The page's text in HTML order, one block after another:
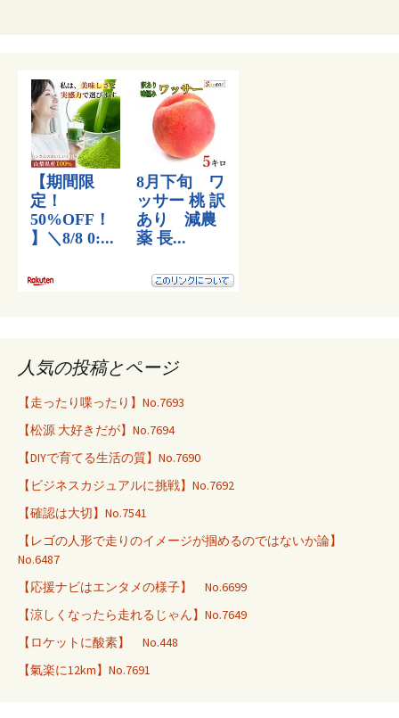
人気の投稿とページ
【走ったり喋ったり】No.7693
【松源 大好きだが】No.7694
【DIYで育てる生活の質】No.7690
【ビジネスカジュアルに挑戦】No.7692
【確認は大切】No.7541
【レゴの人形で走りのイメージが掴めるのではないか論】
No.6487
【応援ナビはエンタメの様子】 No.6699
【涼しくなったら走れるじゃん】No.7649
【ロケットに酸素】 No.448
【氣楽に12km】No.7691